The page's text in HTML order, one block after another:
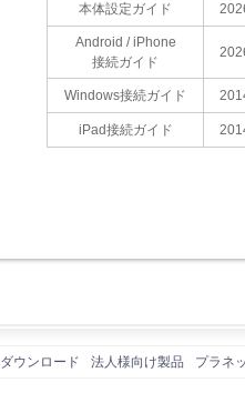
本体設定ガイド
Android / iPhone
接続ガイド
Windows接続ガイド
iPad接続ガイド
ダウンロード 法人様向け製品 プラネ